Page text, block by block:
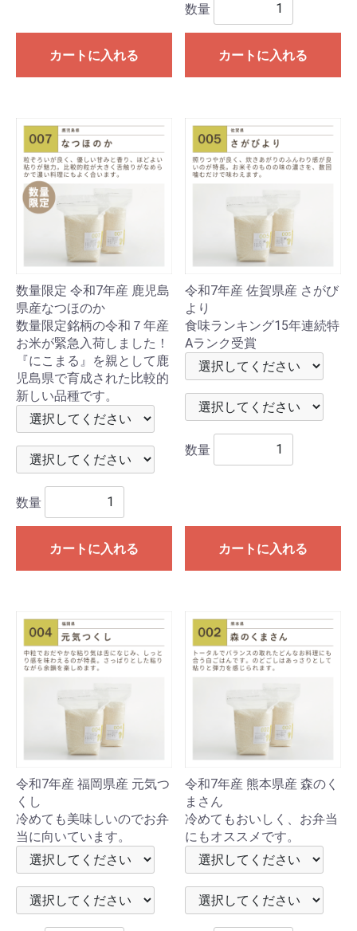
カートに入れる
数量
カートに入れる
数量限定 令和7年産 鹿児島
県産なつほのか
数量限定銘柄の令和７年産
お米が緊急入荷しました！
『にこまる』を親として鹿
児島県で育成された比較的
新しい品種です。
数量
カートに入れる
令和7年産 佐賀県産 さがび
より
食味ランキング15年連続特
Aランク受賞
数量
カートに入れる
令和7年産 福岡県産 元気つ
くし
冷めても美味しいのでお弁
当に向いています。
令和7年産 熊本県産 森のく
まさん
冷めてもおいしく、お弁当
にもオススメです。